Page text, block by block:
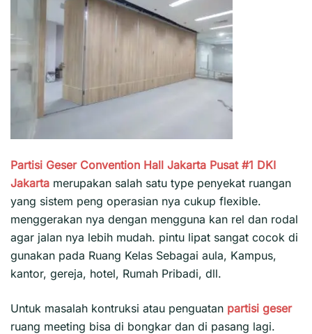
Partisi Geser Convention Hall Jakarta Pusat #1 DKI
Jakarta merupakan salah satu type penyekat ruangan
yang sistem peng operasian nya cukup flexible.
menggerakan nya dengan mengguna kan rel dan rodal
agar jalan nya lebih mudah. pintu lipat sangat cocok di
gunakan pada Ruang Kelas Sebagai aula, Kampus,
kantor, gereja, hotel, Rumah Pribadi, dll.
Untuk masalah kontruksi atau penguatan partisi geser
ruang meeting bisa di bongkar dan di pasang lagi.